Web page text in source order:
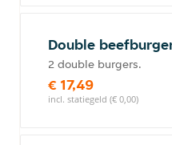
Double
2 double burgers.
€ 17,49
incl. statiegeld (€ 0,00)